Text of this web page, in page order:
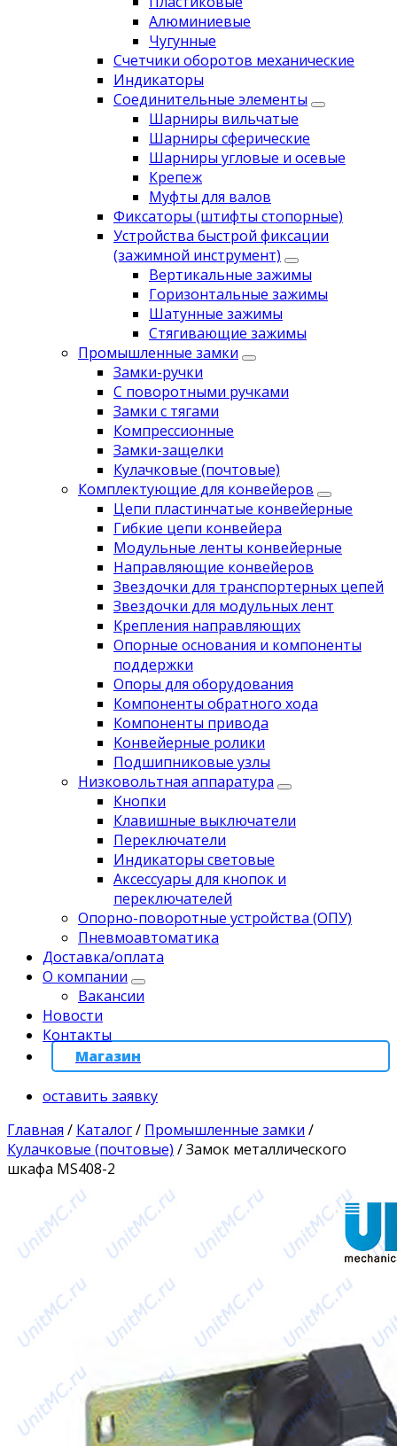
Алюминиевые
Чугунные
Счетчики оборотов механические
Индикаторы
Соединительные элементы
Шарниры вильчатые
Шарниры сферические
Шарниры угловые и осевые
Крепеж
Муфты для валов
Фиксаторы (штифты стопорные)
Устройства быстрой фиксации
(зажимной инструмент)
Вертикальные зажимы
Горизонтальные зажимы
Шатунные зажимы
Стягивающие зажимы
Промышленные замки
Замки-ручки
С поворотными ручками
Замки с тягами
Компрессионные
Замки-защелки
Кулачковые (почтовые)
Комплектующие для конвейеров
Цепи пластинчатые конвейерные
Гибкие цепи конвейера
Модульные ленты конвейерные
Направляющие конвейеров
Звездочки для транспортерных цепей
Звездочки для модульных лент
Крепления направляющих
Опорные основания и компоненты
поддержки
Опоры для оборудования
Компоненты обратного хода
Компоненты привода
Koнвейерныe pолики
Подшипниковые узлы
Низковольтная аппаратура
Кнопки
Клавишные выключатели
Переключатели
Индикаторы световые
Аксессуары для кнопок и
переключателей
Опорно-поворотные устройства (ОПУ)
Пневмоавтоматика
Доставка/оплата
О компании
Вакансии
Новости
Контакты
Магазин
оставить заявку
Главная / Каталог/ Промышленные замки /
Кулачковые (почтовые) /Замок металлического
шкафа MS408-2